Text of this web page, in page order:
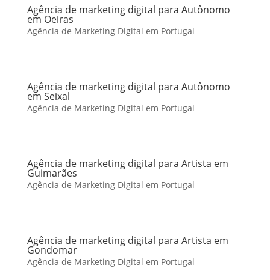
Agência de marketing digital para Autônomo
em Oeiras
Agência de Marketing Digital em Portugal
Agência de marketing digital para Autônomo
em Seixal
Agência de Marketing Digital em Portugal
Agência de marketing digital para Artista em
Guimarães
Agência de Marketing Digital em Portugal
Agência de marketing digital para Artista em
Gondomar
Agência de Marketing Digital em Portugal